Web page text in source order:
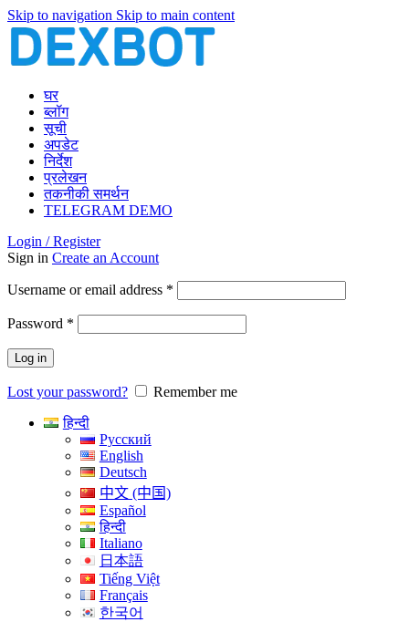
Skip to navigation Skip to main content
घर
ब्लॉग
सूची
अपडेट
निर्देश
प्रलेखन
तकनीकी समर्थन
TELEGRAM DEMO
Login / Register
Sign in Create an Account
Username or email address *
Password *
Log in
Lost your password?
Remember me
हिन्दी
Русский
English
Deutsch
中文 (中国)
Español
हिन्दी
Italiano
日本語
Tiếng Việt
Français
한국어